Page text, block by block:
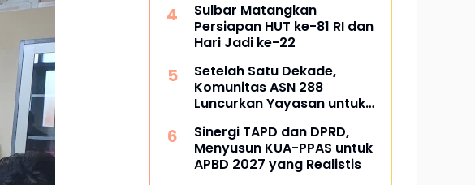
Jasa
Sulbar Matangkan
Persiapan HUT ke-81 RI dan
Hari Jadi ke-22
Setelah Satu Dekade,
Komunitas ASN 288
Luncurkan Yayasan untuk
Kesehatan
Sinergi TAPD dan DPRD,
Menyusun KUA-PPAS untuk
APBD 2027 yang Realistis